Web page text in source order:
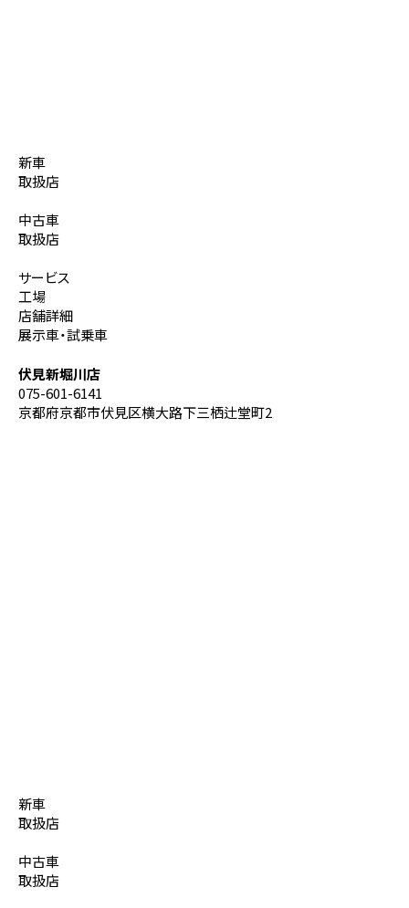
新車
取扱店
中古車
取扱店
サービス
工場
店舗詳細
展示車・試乗車
伏見新堀川店
075-601-6141
京都府京都市伏見区横大路下三栖辻堂町2
新車
取扱店
中古車
取扱店